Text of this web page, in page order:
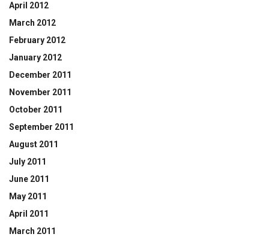
April 2012
March 2012
February 2012
January 2012
December 2011
November 2011
October 2011
September 2011
August 2011
July 2011
June 2011
May 2011
April 2011
March 2011